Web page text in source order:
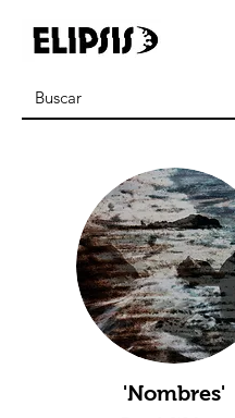
'Nombres'